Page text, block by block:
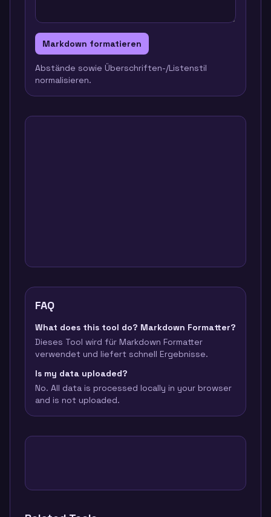
Markdown formatieren
Abstände sowie Überschriften-/Listenstil
normalisieren.
FAQ
What does this tool do? Markdown Formatter?
Dieses Tool wird für Markdown Formatter
verwendet und liefert schnell Ergebnisse.
Is my data uploaded?
No. All data is processed locally in your browser
and is not uploaded.